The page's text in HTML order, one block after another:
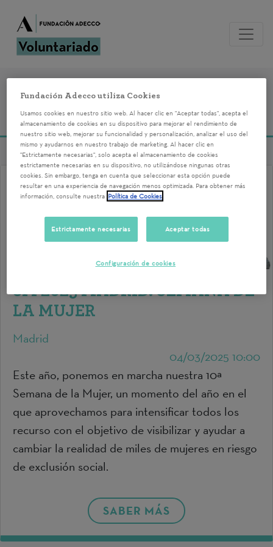
Voluntariados del
04/03/2025
8M 2025 MADRID. SEMANA DE
LA MUJER
Madrid
04/03/2025 10:00
Este año, ponemos en marcha nuestra 10ª
Semana de la Mujer, un momento del año en el
que aprovechamos para intensificar todos los
recurso con el objetivo de visibilizar y ayudar a
cambiar la realidad de miles de mujeres en riesgo
de exclusión social.
SABER MÁS
Fundación Adecco utiliza Cookies
Usamos cookies en nuestro sitio web. Al hacer clic en "Aceptar todas", acepta el
almacenamiento de cookies en su dispositivo para mejorar el rendimiento de
nuestro sitio web, mejorar su funcionalidad y personalización, analizar el uso del
mismo y ayudarnos en nuestro trabajo de marketing. Al hacer clic en
"Estrictamente necesarias", solo acepta el almacenamiento de cookies
estrictamente necesarias en su dispositivo, no utilizándose ningunas otras
cookies. Sin embargo, tenga en cuenta que seleccionar esta opción puede
resultar en una experiencia de navegación menos optimizada. Para obtener más
información, consulte nuestra Política de Cookies
Estrictamente necesarias Aceptar todas
Configuración de cookies